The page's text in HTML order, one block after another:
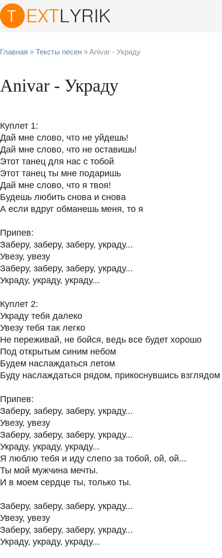
Главная » Тексты песен » Anivar - Украду
Anivar - Украду
Куплет 1:
Дай мне слово, что не уйдешь!
Дай мне слово, что не оставишь!
Этот танец для нас с тобой
Этот танец ты мне подаришь
Дай мне слово, что я твоя!
Будешь любить снова и снова
А если вдруг обманешь меня, то я
Припев:
Заберу, заберу, заберу, украду...
Увезу, увезу
Заберу, заберу, заберу, украду...
Украду, украду, украду...
Куплет 2:
Украду тебя далеко
Увезу тебя так легко
Не переживай, не бойся, ведь все будет хорошо
Под открытым синим небом
Будем наслаждаться летом
Буду наслаждаться рядом, прикоснувшись взглядом
Припев:
Заберу, заберу, заберу, украду...
Увезу, увезу
Заберу, заберу, заберу, украду...
Украду, украду, украду...
Я люблю тебя и иду слепо за тобой, ой, ой...
Ты мой мужчина мечты.
И в моем сердце ты, только ты.
Заберу, заберу, заберу, украду...
Увезу, увезу
Заберу, заберу, заберу, украду...
Украду, украду, украду...